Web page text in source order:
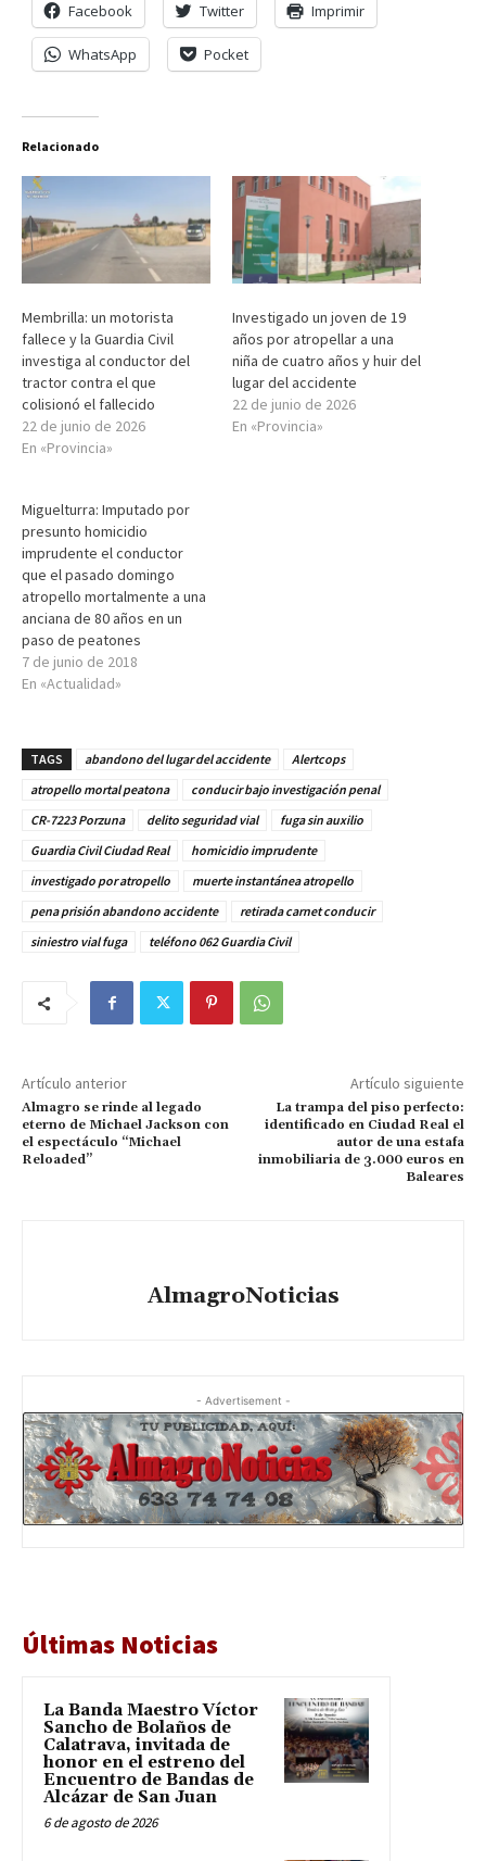
Facebook Twitter Imprimir
WhatsApp Pocket
Relacionado
Membrilla: un motorista
fallece y la Guardia Civil
investiga al conductor del
tractor contra el que
colisionó el fallecido
22 de junio de 2026
En «Provincia»
Investigado un joven de 19
años por atropellar a una
niña de cuatro años y huir del
lugar del accidente
22 de junio de 2026
En «Provincia»
Miguelturra: Imputado por
presunto homicidio
imprudente el conductor
que el pasado domingo
atropello mortalmente a una
anciana de 80 años en un
paso de peatones
7 de junio de 2018
En «Actualidad»
TAGS abandono del lugar del accidente
Alertcops
atropello mortal peatona
conducir bajo investigación penal
CR-7223 Porzuna
delito seguridad vial
fuga sin auxilio
Guardia Civil Ciudad Real
homicidio imprudente
investigado por atropello
muerte instantánea atropello
pena prisión abandono accidente
retirada carnet conducir
siniestro vial fuga
teléfono 062 Guardia Civil
Artículo anterior
Almagro se rinde al legado
eterno de Michael Jackson con
el espectáculo “Michael
Reloaded”
Artículo siguiente
La trampa del piso perfecto:
identificado en Ciudad Real el
autor de una estafa
inmobiliaria de 3.000 euros en
Baleares
AlmagroNoticias
- Advertisement -
Últimas Noticias
La Banda Maestro Víctor
Sancho de Bolaños de
Calatrava, invitada de
honor en el estreno del
Encuentro de Bandas de
Alcázar de San Juan
6 de agosto de 2026